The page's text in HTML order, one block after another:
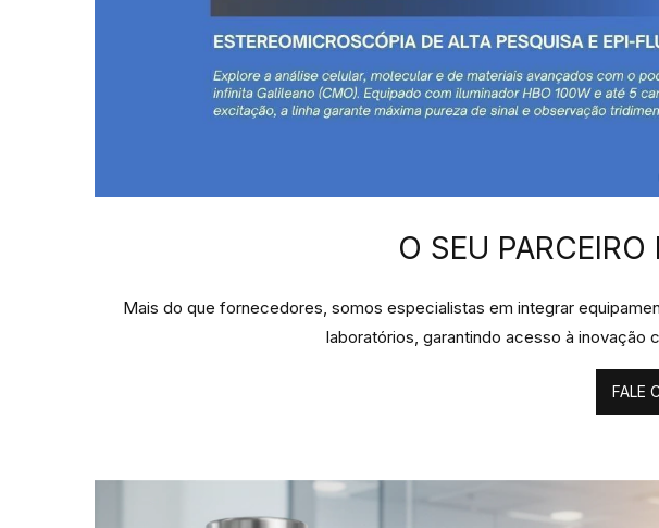
O SEU
Mais do que fornecedores, somos especialistas em integrar
laboratórios, garantindo acesso à
FALE